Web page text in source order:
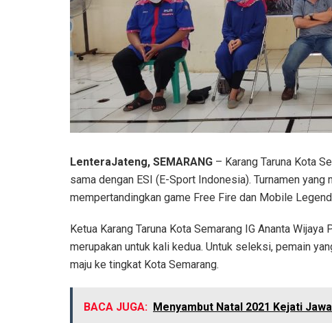
LenteraJateng, SEMARANG – Karang Taruna Kota
sama dengan ESI (E-Sport Indonesia). Turnamen
mempertandingkan game Free Fire dan Mobile
Ketua Karang Taruna Kota Semarang IG Ananta
merupakan untuk kali kedua. Untuk seleksi, pemain
maju ke tingkat Kota Semarang.
BACA JUGA: Menyambut Natal 2021 Kejati